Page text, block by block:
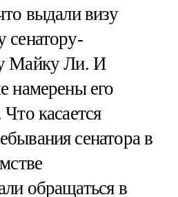
выдали визу
сенатору-
Майку Ли. И
намерены его
касается
сенатора в
обращаться в